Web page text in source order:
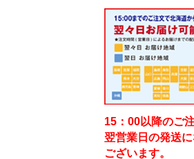
15：00以降のご
翌営業日の発送
ございます。